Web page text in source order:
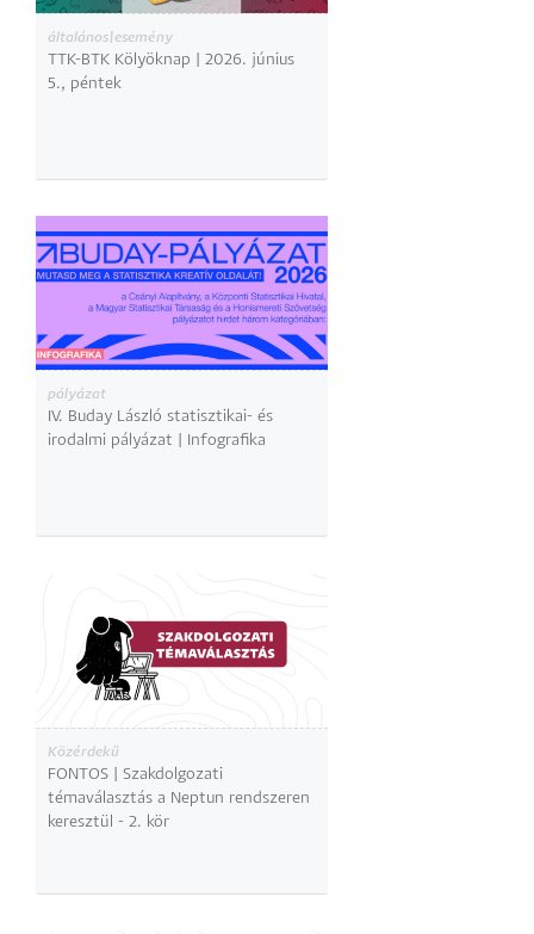
általános|esemény
TTK-BTK Kölyöknap | 2026. június
5., péntek
pályázat
IV. Buday László statisztikai- és
irodalmi pályázat | Infografika
Közérdekű
FONTOS | Szakdolgozati
témaválasztás a Neptun rendszeren
keresztül - 2. kör